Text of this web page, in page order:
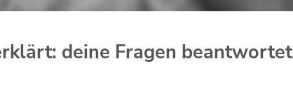
deine Fragen beantwortet